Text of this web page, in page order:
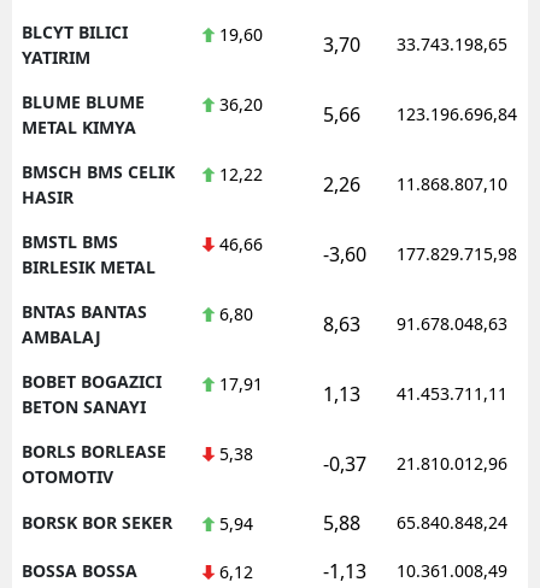
BLCYT BILICI
YATIRIM
19,60 3,70 33.743.198,65
BLUME BLUME
METAL KIMYA
36,20 5,66 123.196.696,84
BMSCH BMS CELIK
HASIR
12,22 2,26 11.868.807,10
BMSTL BMS
BIRLESIK METAL
46,66 -3,60 177.829.715,98
BNTAS BANTAS
AMBALAJ
6,80 8,63 91.678.048,63
BOBET BOGAZICI
BETON SANAYI
17,91 1,13 41.453.711,11
BORLS BORLEASE
OTOMOTIV
5,38 -0,37 21.810.012,96
BORSK BOR SEKER 5,94 5,88 65.840.848,24
BOSSA BOSSA 6,12 -1,13 10.361.008,49